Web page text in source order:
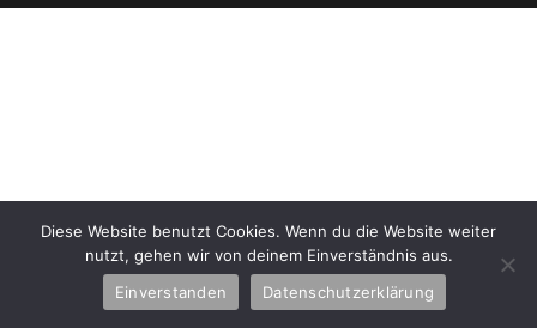
Diese Website benutzt Cookies. Wenn du die Website weiter
nutzt, gehen wir von deinem Einverständnis aus.
Einverstanden
Datenschutzerklärung